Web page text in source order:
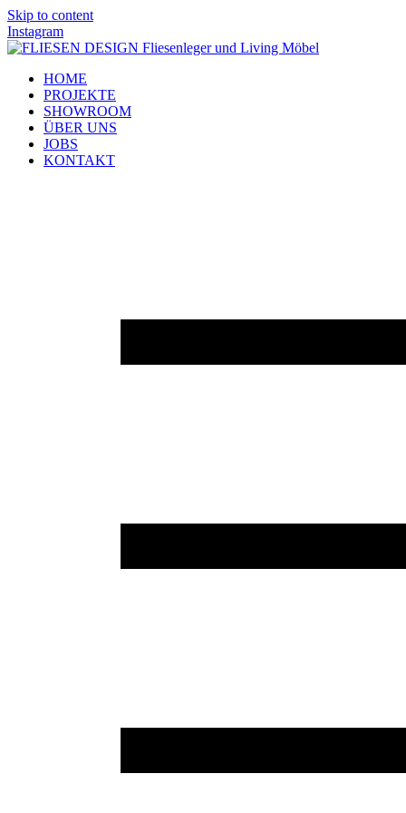
Skip to content
Instagram
HOME
PROJEKTE
SHOWROOM
ÜBER UNS
JOBS
KONTAKT